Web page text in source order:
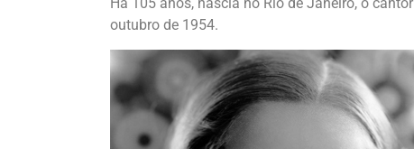
Há 105 anos, nascia no Rio de Janeiro, o cantor
outubro de 1954.